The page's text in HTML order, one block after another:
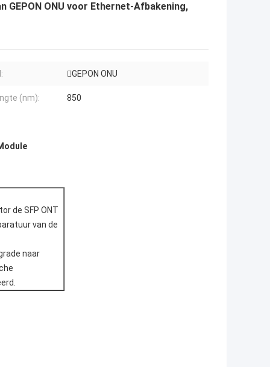
GEPON ONU voor Ethernet-Afbakening,
GEPON ONU
(nm): 850
de SFP ONT
van de
naar